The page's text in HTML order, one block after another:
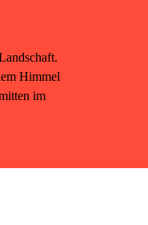
Himmel
im